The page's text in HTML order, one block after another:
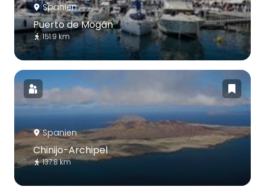
Spanien
Puerto de Mogán
151.9 km
Spanien
Chinijo-Archipel
137.8 km